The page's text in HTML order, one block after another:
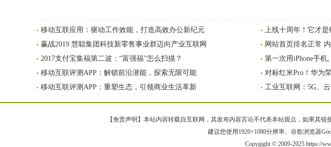
移动互联应用：驱动工作效能，打造高效办公新纪元
上线十周年！它才是
赢战2019 慧聪集团科技新零售事业群迈向产业互联网
网站首页排名正常
2017支付宝集福第二波：“富强福”怎么扫描？
第一次用iPhone手机
移动互联评测APP：解锁前沿潜能，探索无限可能
对标红米Pro！华为
移动互联评测APP：重塑生态，引领商业生活革新
工业互联网：5G、
【免责声明】本站内容转载自互联网，其发布内容言论不代表本站观点，如果其
建议您使用1920×1080分辨率、谷歌浏览器
Copygight © 2009-2025 https://